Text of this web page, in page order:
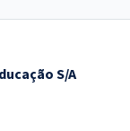
S/A